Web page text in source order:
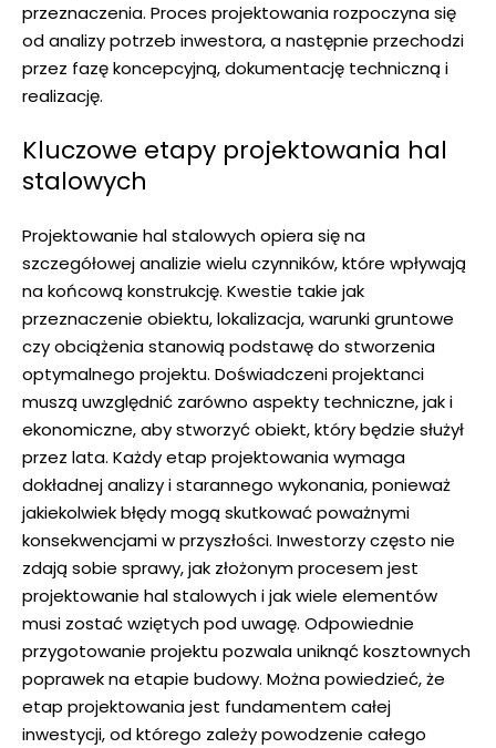
przeznaczenia. Proces projektowania rozpoczyna się
od analizy potrzeb inwestora, a następnie przechodzi
przez fazę koncepcyjną, dokumentację techniczną i
realizację.
Kluczowe etapy projektowania hal
stalowych
Projektowanie hal stalowych opiera się na
szczegółowej analizie wielu czynników, które wpływają
na końcową konstrukcję. Kwestie takie jak
przeznaczenie obiektu, lokalizacja, warunki gruntowe
czy obciążenia stanowią podstawę do stworzenia
optymalnego projektu. Doświadczeni projektanci
muszą uwzględnić zarówno aspekty techniczne, jak i
ekonomiczne, aby stworzyć obiekt, który będzie służył
przez lata. Każdy etap projektowania wymaga
dokładnej analizy i starannego wykonania, ponieważ
jakiekolwiek błędy mogą skutkować poważnymi
konsekwencjami w przyszłości. Inwestorzy często nie
zdają sobie sprawy, jak złożonym procesem jest
projektowanie hal stalowych i jak wiele elementów
musi zostać wziętych pod uwagę. Odpowiednie
przygotowanie projektu pozwala uniknąć kosztownych
poprawek na etapie budowy. Można powiedzieć, że
etap projektowania jest fundamentem całej
inwestycji, od którego zależy powodzenie całego